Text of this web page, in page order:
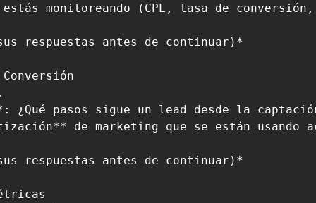
monitoreando (CPL, tasa de
respuestas antes de continuar)*
¿Qué pasos sigue un lead desde la
de marketing que se están
respuestas antes de continuar)*